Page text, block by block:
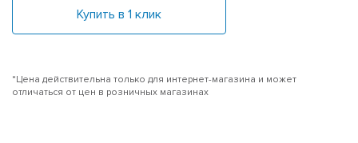
Купить в 1 клик
*Цена действительна только для интернет-магазина и может
отличаться от цен в розничных магазинах